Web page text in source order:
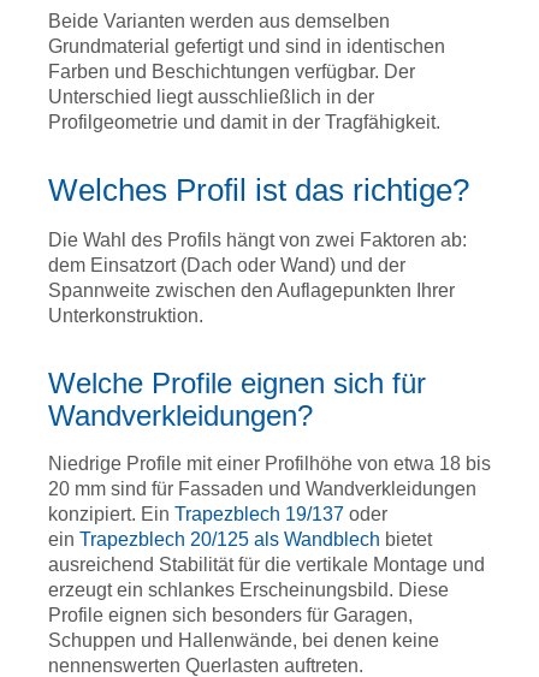
Beide Varianten werden aus demselben
Grundmaterial gefertigt und sind in identischen
Farben und Beschichtungen verfügbar. Der
Unterschied liegt ausschließlich in der
Profilgeometrie und damit in der Tragfähigkeit.
Welches Profil ist das richtige?
Die Wahl des Profils hängt von zwei Faktoren ab:
dem Einsatzort (Dach oder Wand) und der
Spannweite zwischen den Auflagepunkten Ihrer
Unterkonstruktion.
Welche Profile eignen sich für
Wandverkleidungen?
Niedrige Profile mit einer Profilhöhe von etwa 18 bis
20 mm sind für Fassaden und Wandverkleidungen
konzipiert. Ein Trapezblech 19/137 oder
ein Trapezblech 20/125 als Wandblech bietet
ausreichend Stabilität für die vertikale Montage und
erzeugt ein schlankes Erscheinungsbild. Diese
Profile eignen sich besonders für Garagen,
Schuppen und Hallenwände, bei denen keine
nennenswerten Querlasten auftreten.